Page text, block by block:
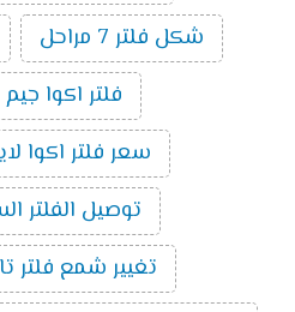
شكل فلتر 7 مراحل
فلتر اكوا جيم 7 مراحل
سعر فلتر اكوا لايف 7
توصيل الفلتر
تغيير شمع فلتر تانك 7